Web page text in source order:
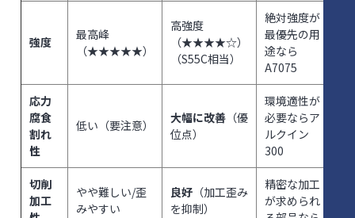
強度
最高峰
（★★★★★）
高強度
（★★★★☆）
（S55C相当）
絶対強度が
最優先の用
途なら
A7075
応力
腐食
割れ
性
低い（要注意） 大幅に改善（優
位点）
環境適性が
必要ならア
ルクイン
300
切削
加工
やや難しい/歪
みやすい
良好（加工歪み
を抑制）
精密な加工
が求められ